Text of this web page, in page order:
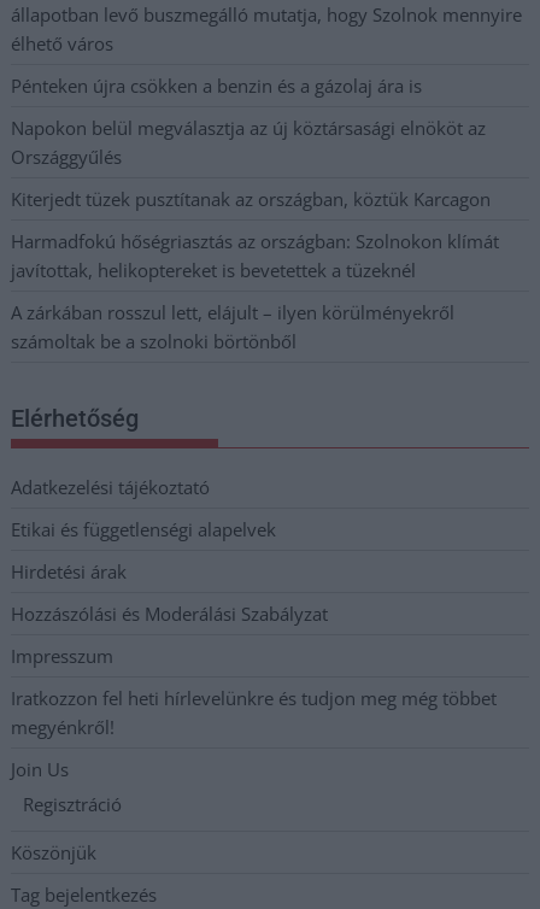
állapotban levő buszmegálló mutatja, hogy Szolnok mennyire
élhető város
Pénteken újra csökken a benzin és a gázolaj ára is
Napokon belül megválasztja az új köztársasági elnököt az
Országgyűlés
Kiterjedt tüzek pusztítanak az országban, köztük Karcagon
Harmadfokú hőségriasztás az országban: Szolnokon klímát
javítottak, helikoptereket is bevetettek a tüzeknél
A zárkában rosszul lett, elájult – ilyen körülményekről
számoltak be a szolnoki börtönből
Elérhetőség
Adatkezelési tájékoztató
Etikai és függetlenségi alapelvek
Hirdetési árak
Hozzászólási és Moderálási Szabályzat
Impresszum
Iratkozzon fel heti hírlevelünkre és tudjon meg még többet
megyénkről!
Join Us
Regisztráció
Köszönjük
Tag bejelentkezés